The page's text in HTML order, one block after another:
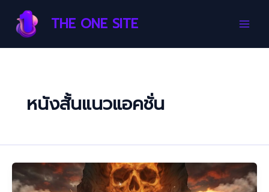
content
THE ONE SITE
หนังสั้นแนวแอคชั่น